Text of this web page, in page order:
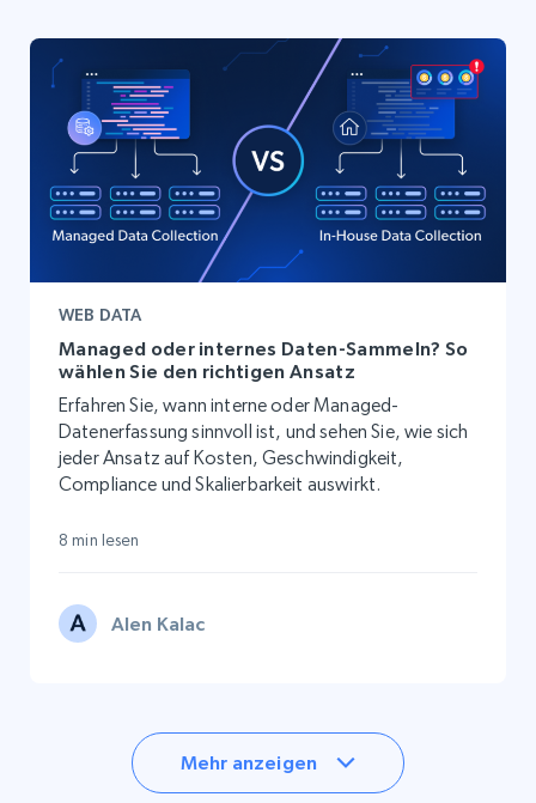
WEB DATA
Managed oder internes Daten-Sammeln? So
wählen Sie den richtigen Ansatz
Erfahren Sie, wann interne oder Managed-
Datenerfassung sinnvoll ist, und sehen Sie, wie sich
jeder Ansatz auf Kosten, Geschwindigkeit,
Compliance und Skalierbarkeit auswirkt.
8 min lesen
Alen Kalac
Mehr anzeigen